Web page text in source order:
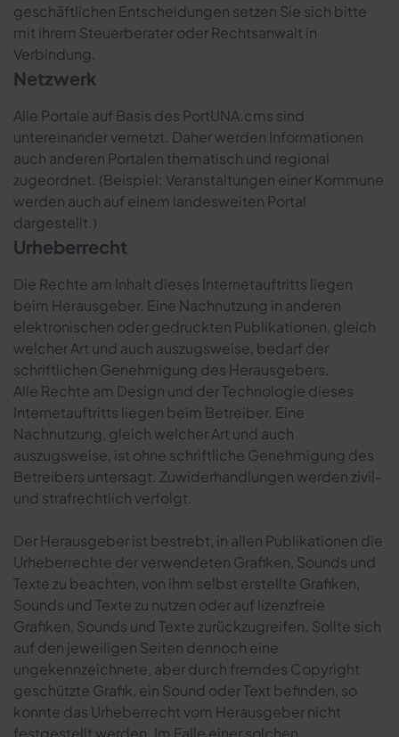
geschäftlichen Entscheidungen setzen Sie sich bitte
mit ihrem Steuerberater oder Rechtsanwalt in
Verbindung.
Netzwerk
Alle Portale auf Basis des PortUNA.cms sind
untereinander vernetzt. Daher werden Informationen
auch anderen Portalen thematisch und regional
zugeordnet. (Beispiel: Veranstaltungen einer Kommune
werden auch auf einem landesweiten Portal
dargestellt.)
Urheberrecht
Die Rechte am Inhalt dieses Internetauftritts liegen
beim Herausgeber. Eine Nachnutzung in anderen
elektronischen oder gedruckten Publikationen, gleich
welcher Art und auch auszugsweise, bedarf der
schriftlichen Genehmigung des Herausgebers.
Alle Rechte am Design und der Technologie dieses
Internetauftritts liegen beim Betreiber. Eine
Nachnutzung, gleich welcher Art und auch
auszugsweise, ist ohne schriftliche Genehmigung des
Betreibers untersagt. Zuwiderhandlungen werden zivil-
und strafrechtlich verfolgt.
Der Herausgeber ist bestrebt, in allen Publikationen die
Urheberrechte der verwendeten Grafiken, Sounds und
Texte zu beachten, von ihm selbst erstellte Grafiken,
Sounds und Texte zu nutzen oder auf lizenzfreie
Grafiken, Sounds und Texte zurückzugreifen. Sollte sich
auf den jeweiligen Seiten dennoch eine
ungekennzeichnete, aber durch fremdes Copyright
geschützte Grafik, ein Sound oder Text befinden, so
konnte das Urheberrecht vom Herausgeber nicht
festgestellt werden. Im Falle einer solchen